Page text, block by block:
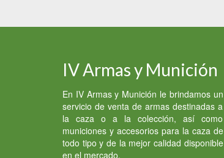
IV Armas y Munición
En IV Armas y Munición le brindamos un
servicio de venta de armas destinadas a
la caza o a la colección, así como
municiones y accesorios para la caza de
todo tipo y de la mejor calidad disponible
en el mercado.